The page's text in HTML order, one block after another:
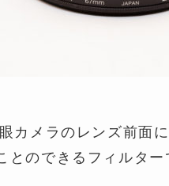
カメラのレンズ前面
のできるフィルター